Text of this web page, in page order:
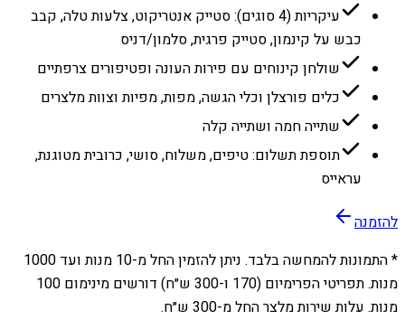
עיקריות (4 סוגים): סטייק אנטריקוט, צלעות טלה, קבב
כבש על קינמון, סטייק פרגית, סלמון/דניס
שולחן קינוחים עם פירות העונה ופטיפורים צרפתיים
כלים פורצלן וכלי הגשה, מפות, מפיות וצוות מלצרים
שתייה חמה ושתייה קלה
תוספת תשלום: טיפים, משלוח, סושי, כרובית מטוגנת,
עראייס
להזמנה
* התמונות להמחשה בלבד. ניתן להזמין החל מ-10 מנות ועד 1000
מנות. תפריטי הפרימיום (170 ו-300 ש״ח) דורשים מינימום 100
מנות. עלות שירות מלצר החל מ-300 ש״ח.